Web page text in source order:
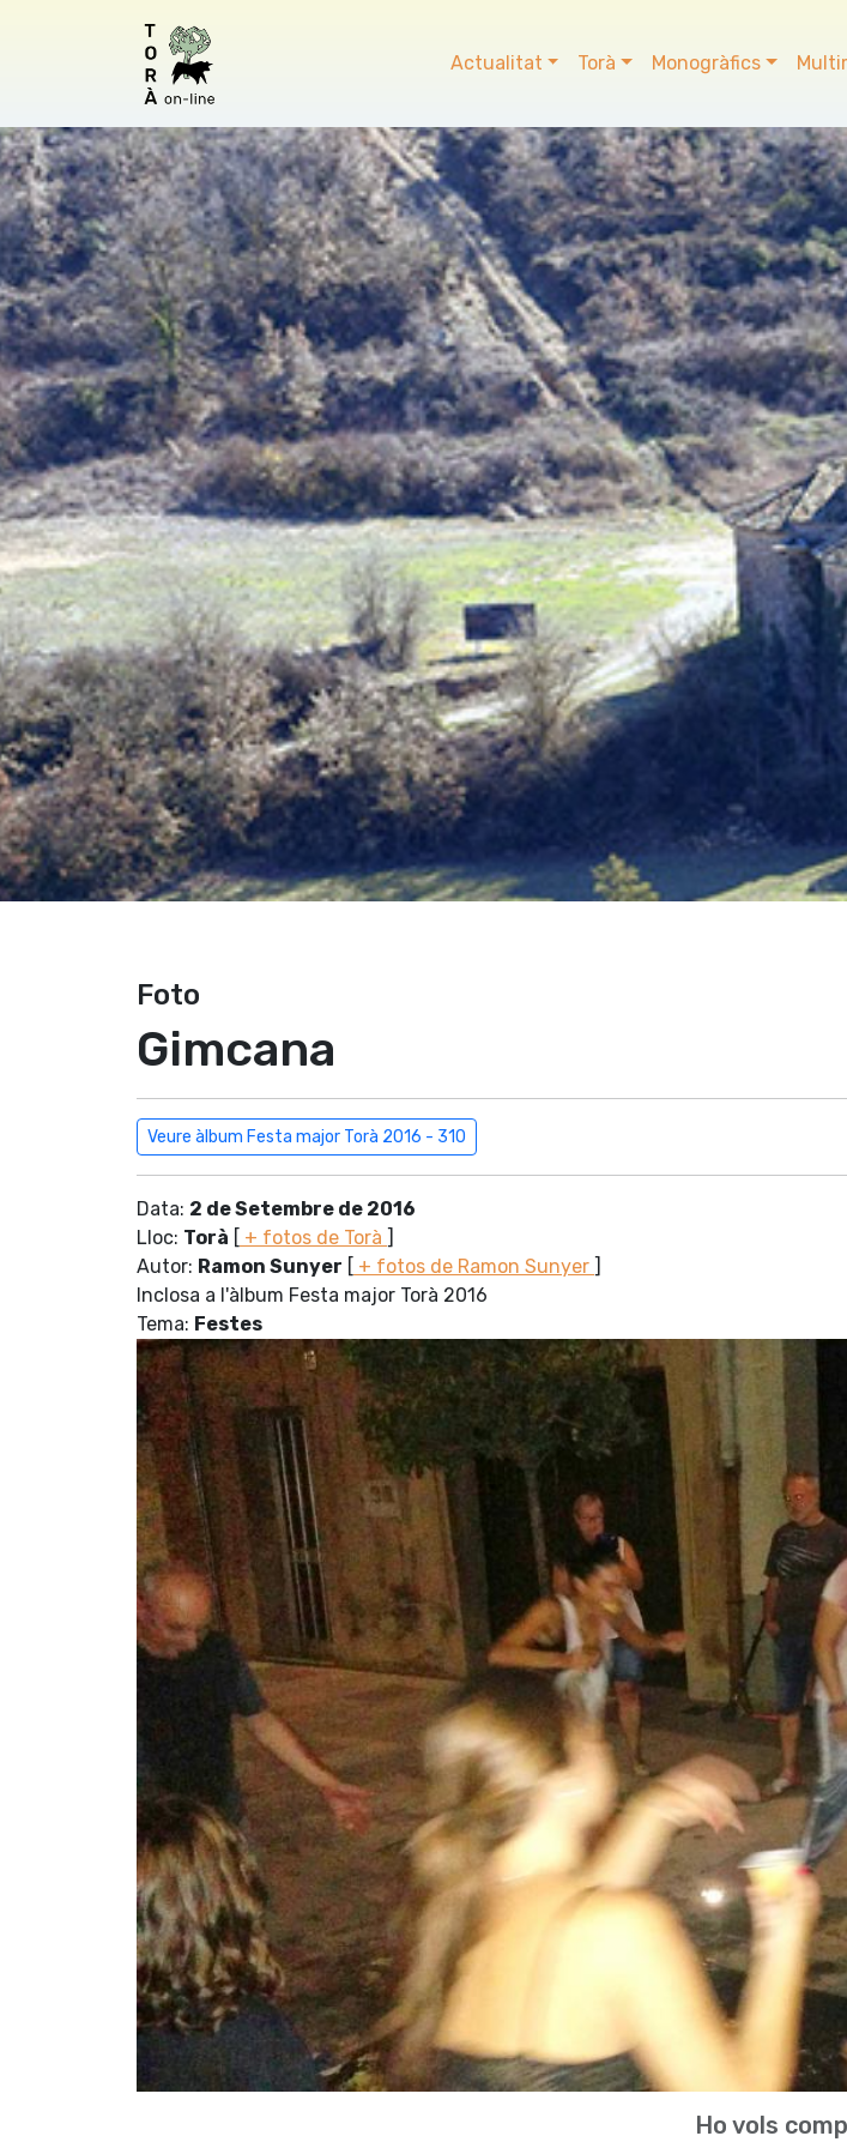
Actualitat Torà Monogràfics
Foto
Gimcana
Veure àlbum Festa major Torà 2016 - 310
Data: 2 de Setembre de 2016
Lloc: Torà [ + fotos de Torà ]
Autor: Ramon Sunyer [ + fotos de Ramon Sunyer ]
Inclosa a l'àlbum Festa major Torà 2016
Tema: Festes
Ho vols